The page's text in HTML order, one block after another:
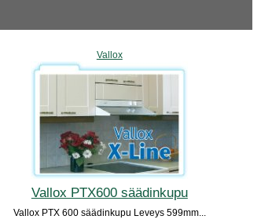
Vallox
Vallox PTX600 säädinkupu
Vallox PTX 600 säädinkupu Leveys 599mm...